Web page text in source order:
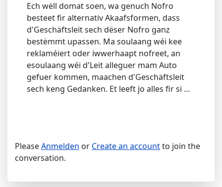
Ech wëll domat soen, wa genuch Nofro
besteet fir alternativ Akaafsformen, dass
d'Geschäftsleit sech dëser Nofro ganz
bestëmmt upassen. Ma soulaang wéi kee
reklaméiert oder iwwerhaapt nofreet, an
esoulaang wéi d'Leit alleguer mam Auto
gefuer kommen, maachen d'Geschäftsleit
sech keng Gedanken. Et leeft jo alles fir si ...
PleaseAnmelden or Create an accountto join the
conversation.